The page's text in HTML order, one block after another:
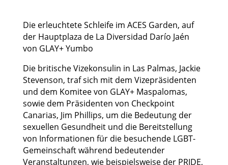
Die erleuchtete Schleife im ACES Garden, auf
der Hauptplaza de La Diversidad Darío Jaén
von GLAY+ Yumbo
Die britische Vizekonsulin in Las Palmas, Jackie
Stevenson, traf sich mit dem Vizepräsidenten
und dem Komitee von GLAY+ Maspalomas,
sowie dem Präsidenten von Checkpoint
Canarias, Jim Phillips, um die Bedeutung der
sexuellen Gesundheit und die Bereitstellung
von Informationen für die besuchende LGBT-
Gemeinschaft während bedeutender
Veranstaltungen, wie beispielsweise der PRIDE,